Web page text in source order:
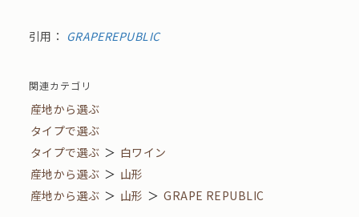
引用： GRAPEREPUBLIC
関連カテゴリ
産地から選ぶ
タイプで選ぶ
タイプで選ぶ ＞ 白ワイン
産地から選ぶ ＞ 山形
産地から選ぶ ＞ 山形 ＞ GRAPE REPUBLIC